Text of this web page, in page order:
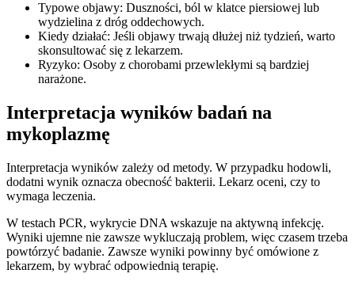
Typowe objawy: Duszności, ból w klatce piersiowej lub
wydzielina z dróg oddechowych.
Kiedy działać: Jeśli objawy trwają dłużej niż tydzień, warto
skonsultować się z lekarzem.
Ryzyko: Osoby z chorobami przewlekłymi są bardziej
narażone.
Interpretacja wyników badań na
mykoplazmę
Interpretacja wyników zależy od metody. W przypadku hodowli,
dodatni wynik oznacza obecność bakterii. Lekarz oceni, czy to
wymaga leczenia.
W testach PCR, wykrycie DNA wskazuje na aktywną infekcję.
Wyniki ujemne nie zawsze wykluczają problem, więc czasem trzeba
powtórzyć badanie. Zawsze wyniki powinny być omówione z
lekarzem, by wybrać odpowiednią terapię.